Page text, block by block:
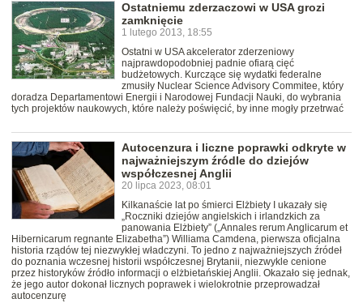
Ostatniemu zderzaczowi w USA grozi
zamknięcie
1 lutego 2013, 18:55
Ostatni w USA akcelerator zderzeniowy
najprawdopodobniej padnie ofiarą cięć
budżetowych. Kurczące się wydatki federalne
zmusiły Nuclear Science Advisory Commitee, który
doradza Departamentowi Energii i Narodowej Fundacji Nauki, do wybrania
tych projektów naukowych, które należy poświęcić, by inne mogły przetrwać
Autocenzura i liczne poprawki odkryte w
najważniejszym źródle do dziejów
współczesnej Anglii
20 lipca 2023, 08:01
Kilkanaście lat po śmierci Elżbiety I ukazały się
„Roczniki dziejów angielskich i irlandzkich za
panowania Elżbiety” („Annales rerum Anglicarum et
Hibernicarum regnante Elizabetha”) Williama Camdena, pierwsza oficjalna
historia rządów tej niezwykłej władczyni. To jedno z najważniejszych źródeł
do poznania wczesnej historii współczesnej Brytanii, niezwykle cenione
przez historyków źródło informacji o elżbietańskiej Anglii. Okazało się jednak,
że jego autor dokonał licznych poprawek i wielokrotnie przeprowadzał
autocenzurę